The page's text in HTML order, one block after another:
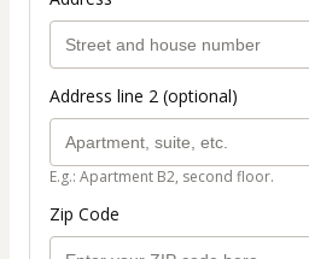
Address line 2 (optional)
E.g.: Apartment B2, second floor.
Zip Code